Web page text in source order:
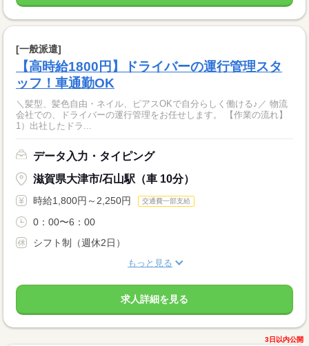
[一般派遣]
【高時給1800円】ドライバーの運行管理スタ
ッフ！車通勤OK
＼髪型、髪色自由・ネイル、ピアスOKで自分らしく働ける♪／ 物流
会社での、ドライバーの運行管理をお任せします。 【作業の流れ】
1）出社したドラ...
データ入力・タイピング
滋賀県大津市/石山駅（車 10分）
時給1,800円～2,250円 交通費一部支給
0：00〜6：00
シフト制（週休2日）
もっと見る
求人詳細を見る
3日以内公開